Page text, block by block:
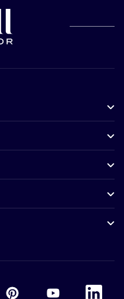
Accor PinterestAccor Youtube
Accor